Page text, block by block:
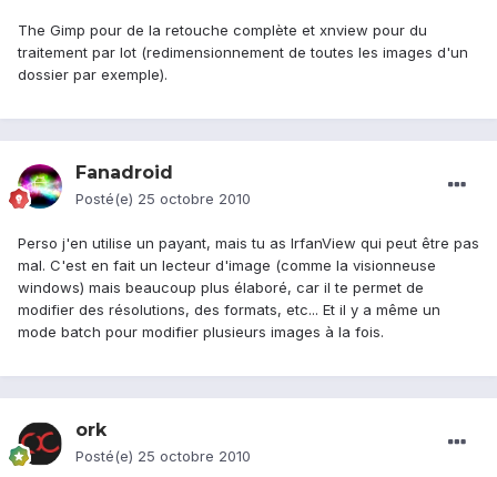
The Gimp pour de la retouche complète et xnview pour du
traitement par lot (redimensionnement de toutes les images d'un
dossier par exemple).
Fanadroid
Posté(e) 25 octobre 2010
Perso j'en utilise un payant, mais tu as IrfanView qui peut être pas
mal. C'est en fait un lecteur d'image (comme la visionneuse
windows) mais beaucoup plus élaboré, car il te permet de
modifier des résolutions, des formats, etc... Et il y a même un
mode batch pour modifier plusieurs images à la fois.
ork
Posté(e) 25 octobre 2010